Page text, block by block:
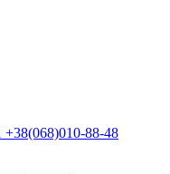
+38(068)010-88-48